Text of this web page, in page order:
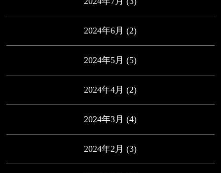
2024年6月 (2)
2024年5月 (5)
2024年4月 (2)
2024年3月 (4)
2024年2月 (3)